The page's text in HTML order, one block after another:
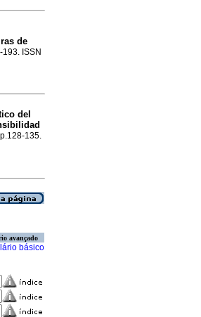
de
ISSN
del
135.
avançado
básico